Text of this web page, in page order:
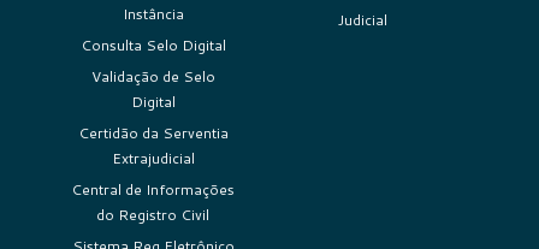
Instância
Consulta Selo Digital
Validação de Selo
Digital
Certidão da Serventia
Extrajudicial
Central de Informações
do Registro Civil
Judicial